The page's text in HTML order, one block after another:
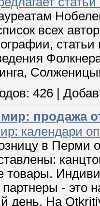
всех
426
продажа
календари
в
товары.
- это
день. На